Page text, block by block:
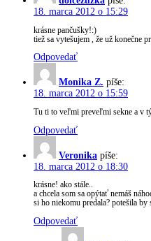
18. marca 2012 o 15:29
krásne pančušky!:)
tiež sa vytešujem , že už konečne
Odpovedať
Monika Z. píše:
18. marca 2012 o 15:59
Tu ti to veľmi preveľmi sekne a v
Odpovedať
Veronika píše:
18. marca 2012 o 18:30
krásne! ako stále..
a chcela som sa opýtať nemáš
si ho niekomu predala? potešila
Odpovedať